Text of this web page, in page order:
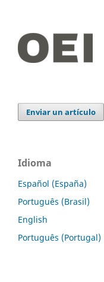
Enviar un artículo
Idioma
Español (España)
Português (Brasil)
English
Português (Portugal)